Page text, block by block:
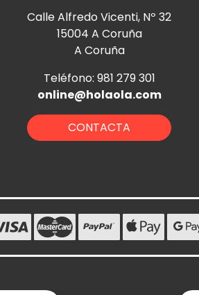
Calle Alfredo Vicenti, Nº 32
15004 A Coruña
A Coruña
Teléfono: 981 279 301
online@holaola.com
CONTACTA